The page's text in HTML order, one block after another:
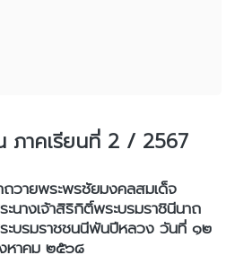
ภาคเรียนที่ 2 / 2567
ถวายพระพรชัยมงคลสมเด็จ
ะนางเจ้าสิริกิติ์พระบรมราชินีนาถ
ะบรมราชชนนีพันปีหลวง วันที่ ๑๒
หาคม ๒๕๖๘